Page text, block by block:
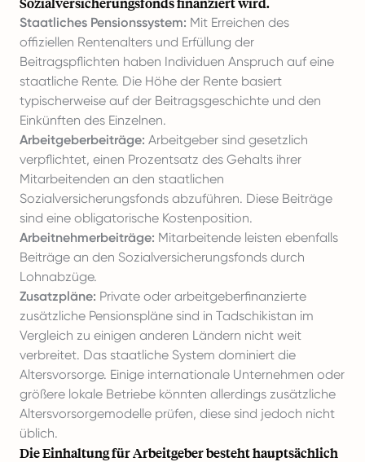
Staatliches Pensionssystem: Mit Erreichen des
offiziellen Rentenalters und Erfüllung der
Beitragspflichten haben Individuen Anspruch auf eine
staatliche Rente. Die Höhe der Rente basiert
typischerweise auf der Beitragsgeschichte und den
Einkünften des Einzelnen.
Arbeitgeberbeiträge: Arbeitgeber sind gesetzlich
verpflichtet, einen Prozentsatz des Gehalts ihrer
Mitarbeitenden an den staatlichen
Sozialversicherungsfonds abzuführen. Diese Beiträge
sind eine obligatorische Kostenposition.
Arbeitnehmerbeiträge: Mitarbeitende leisten ebenfalls
Beiträge an den Sozialversicherungsfonds durch
Lohnabzüge.
Zusatzpläne: Private oder arbeitgeberfinanzierte
zusätzliche Pensionspläne sind in Tadschikistan im
Vergleich zu einigen anderen Ländern nicht weit
verbreitet. Das staatliche System dominiert die
Altersvorsorge. Einige internationale Unternehmen oder
größere lokale Betriebe könnten allerdings zusätzliche
Altersvorsorgemodelle prüfen, diese sind jedoch nicht
üblich.
Die Einhaltung für Arbeitgeber besteht hauptsächlich